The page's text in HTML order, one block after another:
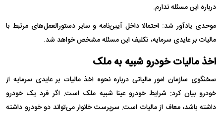
درباره این مسئله ندارم.
موحدی یادآور شد: احتمالا داخل آیین‌نامه و سایر دستورالعمل‌های مرتبط با
مالیات بر عایدی سرمایه، تکلیف این مسئله مشخص خواهد شد.
اخذ مالیات خودرو شبیه به ملک
سخنگوی سازمان امور مالیاتی درباره نحوه اخذ مالیات بر عایدی سرمایه از
خودرو بیان کرد: شرایط خودرو عینا شبیه ملک است. اگر فرد یک خودرو
داشته باشد، معاف از مالیات است. سرپرست خانوار می‌تواند دو خودرو داشته